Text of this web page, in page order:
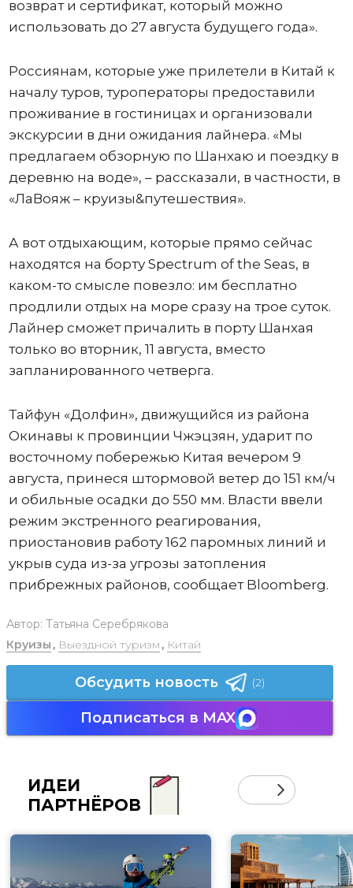
возврат и сертификат, который можно
использовать до 27 августа будущего года».
Россиянам, которые уже прилетели в Китай к
началу туров, туроператоры предоставили
проживание в гостиницах и организовали
экскурсии в дни ожидания лайнера. «Мы
предлагаем обзорную по Шанхаю и поездку в
деревню на воде», – рассказали, в частности, в
«ЛаВояж – круизы&путешествия».
А вот отдыхающим, которые прямо сейчас
находятся на борту Spectrum of the Seas, в
каком-то смысле повезло: им бесплатно
продлили отдых на море сразу на трое суток.
Лайнер сможет причалить в порту Шанхая
только во вторник, 11 августа, вместо
запланированного четверга.
Тайфун «Долфин», движущийся из района
Окинавы к провинции Чжэцзян, ударит по
восточному побережью Китая вечером 9
августа, принеся штормовой ветер до 151 км/ч
и обильные осадки до 550 мм. Власти ввели
режим экстренного реагирования,
приостановив работу 162 паромных линий и
укрыв суда из-за угрозы затопления
прибрежных районов, сообщает Bloomberg.
Автор: Татьяна Серебрякова
Круизы , Выездной туризм , Китай
Обсудить новость (2)
Подписаться в MAX
ИДЕИ
ПАРТНЁРОВ